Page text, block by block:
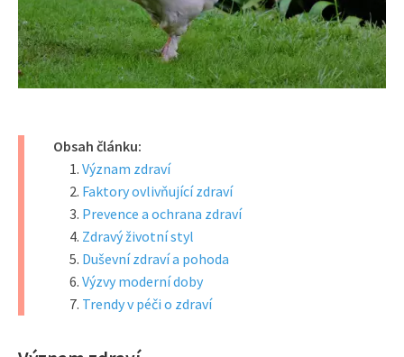
Obsah článku:
Význam zdraví
Faktory ovlivňující zdraví
Prevence a ochrana zdraví
Zdravý životní styl
Duševní zdraví a pohoda
Výzvy moderní doby
Trendy v péči o zdraví